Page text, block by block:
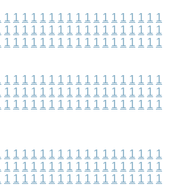
1 1 1 1 1 1 1 1 1 1 1 1 1 1 1 1 1 1
1 1 1 1 1 1 1 1 1 1 1 1 1 1 1 1 1 1
1 1 1 1 1 1 1 1 1 1 1 1 1 1 1 1 1 1
1 1 1 1 1 1 1 1 1 1 1 1 1 1 1 1 1 1
1 1 1 1 1 1 1 1 1 1 1 1 1 1 1 1 1 1
1 1 1 1 1 1 1 1 1 1 1 1 1 1 1 1 1 1
1 1 1 1 1 1 1 1 1 1 1 1 1 1 1 1 1 1
1 1 1 1 1 1 1 1 1 1 1 1 1 1 1 1 1 1
1 1 1 1 1 1 1 1 1 1 1 1 1 1 1 1 1 1